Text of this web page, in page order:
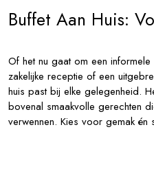
Buffet Aan Huis:
Of het nu gaat om een
zakelijke receptie of een
huis past bij elke gelegenheid.
bovenal smaakvolle gerechten
verwennen. Kies voor gemak én